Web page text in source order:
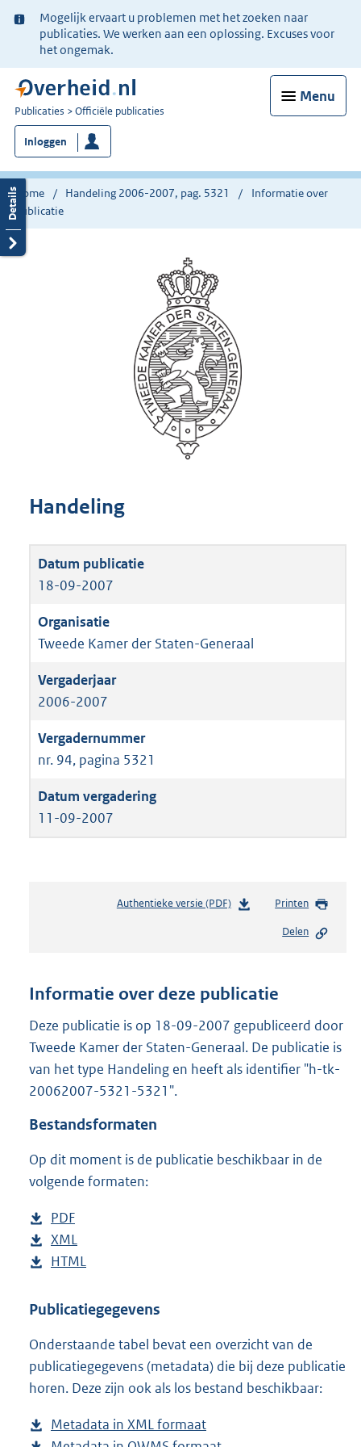
Ter
informatie:
Mogelijk ervaart u problemen met het zoeken naar
publicaties. We werken aan een oplossing. Excuses voor
het ongemak.
Menu
U
bent
nu
hier:
Publicaties Officiële publicaties
Inloggen
Home Handeling 2006-2007, pag. 5321
Informatie over
publicatie
Handeling
18-09-2007
Tweede Kamer der Staten-Generaal
2006-2007
nr. 94, pagina 5321
11-09-2007
Authentieke versie (PDF)b
n
s
r
o
:
Printen
Delen
Informatie over deze publicatie
Deze publicatie is op 18-09-2007 gepubliceerd door
Tweede Kamer der Staten-Generaal. De publicatie is
van het type Handeling en heeft als identifier "h-tk-
20062007-5321-5321".
Bestandsformaten
Op dit moment is de publicatie beschikbaar in de
volgende formaten:
D
o
w
l
a
d
p
b
PDF
e
s
a
d
s
g
o
D
o
n
o
a
d
u
XML
e
t
n
d
s
r
D
w
l
o
a
p
HTML
s
a
n
d
g
Publicatiegegevens
Onderstaande tabel bevat een overzicht van de
publicatiegegevens (metadata) die bij deze publicatie
horen. Deze zijn ook als los bestand beschikbaar:
Metadata in XML formaat